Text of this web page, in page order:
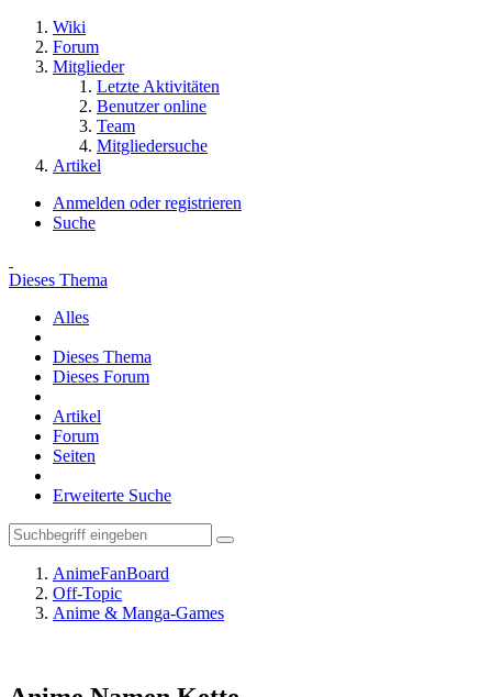
Wiki
Forum
Mitglieder
Letzte Aktivitäten
Benutzer online
Team
Mitgliedersuche
Artikel
Anmelden oder registrieren
Suche
Dieses Thema
Alles
Dieses Thema
Dieses Forum
Artikel
Forum
Seiten
Erweiterte Suche
AnimeFanBoard
Off-Topic
Anime & Manga-Games